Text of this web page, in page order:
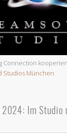
Connection
Studios München
2024: Im Studio